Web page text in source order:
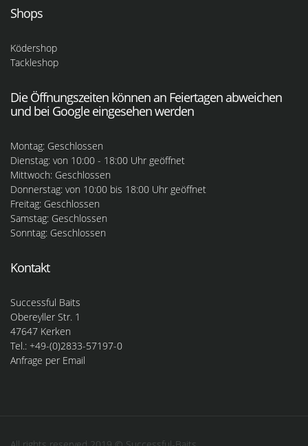
Shops
Ködershop
Tackleshop
Die Öffnungszeiten können an Feiertagen abweichen
und bei Google eingesehen werden
Montag: Geschlossen
Dienstag: von 10:00 - 18:00 Uhr geöffnet
Mittwoch: Geschlossen
Donnerstag: von 10:00 bis 18:00 Uhr geöffnet
Freitag: Geschlossen
Samstag: Geschlossen
Sonntag: Geschlossen
Kontakt
Successful Baits
Obereyller Str. 1
47647 Kerken
Tel.: +49-(0)2833-57197-0
Anfrage per Email